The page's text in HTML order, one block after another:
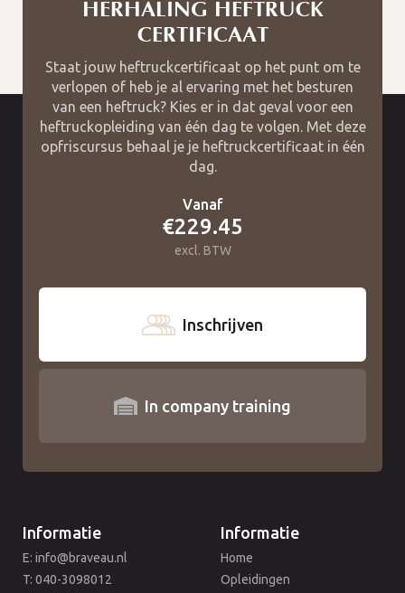
HERHALING HEFTRUCK
CERTIFICAAT
Staat jouw heftruckcertificaat op het punt om te
verlopen of heb je al ervaring met het besturen
van een heftruck? Kies er in dat geval voor een
heftruckopleiding van één dag te volgen. Met deze
opfriscursus behaal je je heftruckcertificaat in één
dag.
Vanaf
€229.45
excl. BTW
Inschrijven
In company training
Informatie
E: info@braveau.nl
T: 040-3098012
Informatie
Home
Opleidingen